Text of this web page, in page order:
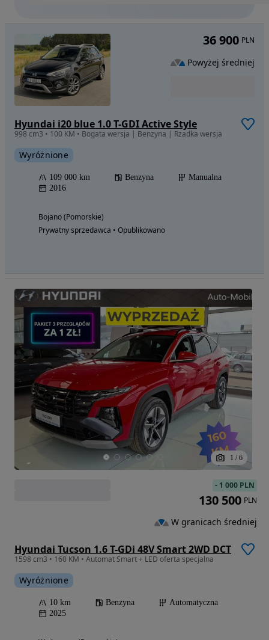
Hyundai i20 blue 1.0 T-GDI Active Style
998 cm3 • 100 KM • Bogata wersja | Benzyna | Rzadka wersja
Wyróżnione
109 000 km Benzyna
Manualna
2016
Bojano (Pomorskie)
Prywatny sprzedawca • Opublikowano
36 900 PLN
Powyżej średniej
1 / 6
Hyundai Tucson 1.6 T-GDi 48V Smart 2WD DCT
1598 cm3 • 160 KM • Automat Smart + LED oferta specjalna
Wyróżnione
10 km Benzyna
Automatyczna
2025
- 1 000 PLN
130 500 PLN
W granicach średniej